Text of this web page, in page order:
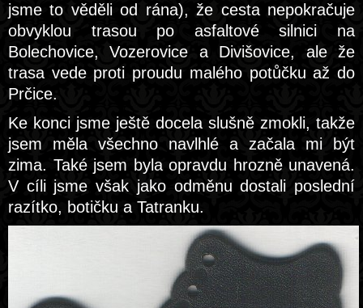
jsme to věděli od rána), že cesta nepokračuje
obvyklou trasou po asfaltové silnici na
Bolechovice, Vozerovice a Divišovice, ale že
trasa vede proti proudu malého potůčku až do
Prčice.
Ke konci jsme ještě docela slušně zmokli, takže
jsem měla všechno navlhlé a začala mi být
zima. Také jsem byla opravdu hrozně unavená.
V cíli jsme však jako odměnu dostali poslední
razítko, botičku a Tatranku.